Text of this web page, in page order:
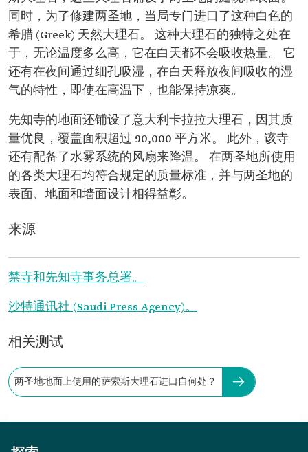
同时，为了修建两圣地，当局专门进口了这种白色的
希腊 (Greek) 天然大理石。 这种大理石的独特之处在
于，无论温度多么高，它在白天都不会吸收热量。 它
还有在夜间通过细孔吸湿，在白天释放夜间吸收的湿
气的特性，即使在高温下，也能保持凉爽。
先知寺的地面还铺设了意大利卡拉拉大理石，因其质
量优良，覆盖面积超过 90,000 平方米。 此外，该寺
还有配备了水雾系统的风扇来降温。 在两圣地所使用
的各类大理石均符合规定的质量标准，并与两圣地的
表面、地面和墙面设计相得益彰。
来源
禁寺和先知寺事务总署。
沙特通讯社 (Saudi Press Agency)。
相关测试
两圣地地面上使用的萨索斯大理石进口自何处？